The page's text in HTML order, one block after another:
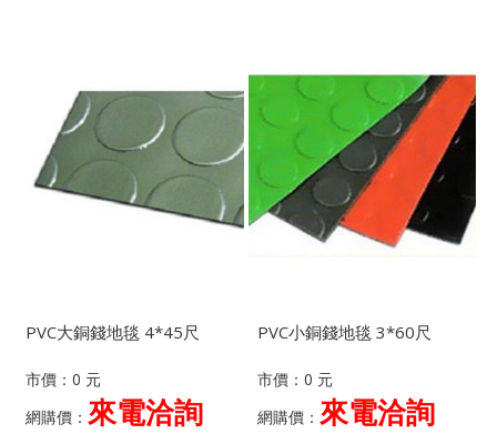
PVC大銅錢地毯 4*45尺
市價：0 元
網購價： 來電洽詢
PVC小銅錢地毯 3*60尺
市價：0 元
網購價： 來電洽詢